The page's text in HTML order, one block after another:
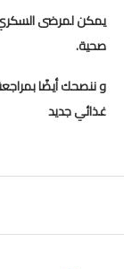
يمكن لمرضى
صحية.
و ننصحك أيضًا
غذائي جديد